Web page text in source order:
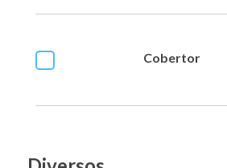
Cobertor